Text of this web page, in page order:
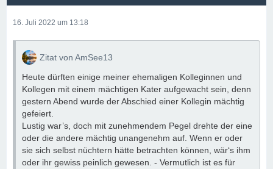
16. Juli 2022 um 13:18
Zitat von AmSee13
Heute dürften einige meiner ehemaligen Kolleginnen und
Kollegen mit einem mächtigen Kater aufgewacht sein, denn
gestern Abend wurde der Abschied einer Kollegin mächtig
gefeiert.
Lustig war’s, doch mit zunehmendem Pegel drehte der eine
oder die andere mächtig unangenehm auf. Wenn er oder
sie sich selbst nüchtern hätte betrachten können, wär‘s ihm
oder ihr gewiss peinlich gewesen. - Vermutlich ist es für